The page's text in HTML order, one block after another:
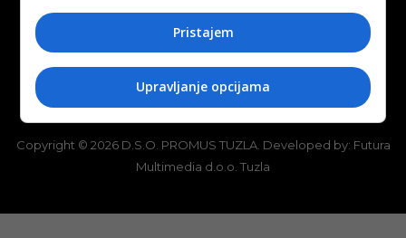
O nama
Uslovi korištenja Terms of use
Politika kolačića (eng. cookies) Cookie Policy
Copyright © 2026 D.S.O. PROMUS TUZLA. Developed by: Futura
Multimedia d.o.o. Tuzla
Pristajem
Upravljanje opcijama